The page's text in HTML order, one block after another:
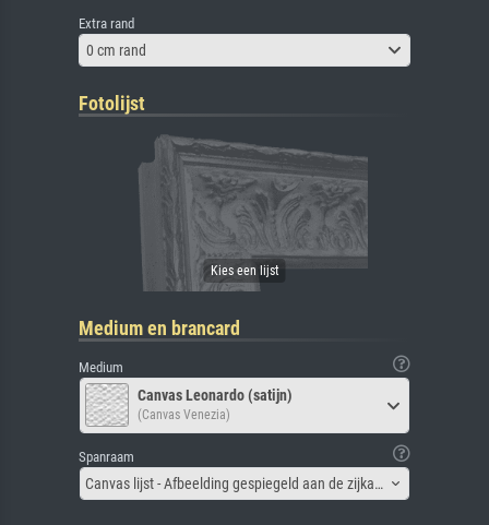
Extra rand
0 cm rand
Fotolijst
Medium en brancard
Medium
Canvas Leonardo (satijn)
(Canvas Venezia)
Spanraam
Canvas lijst - Afbeelding gespiegeld aan de zijkant